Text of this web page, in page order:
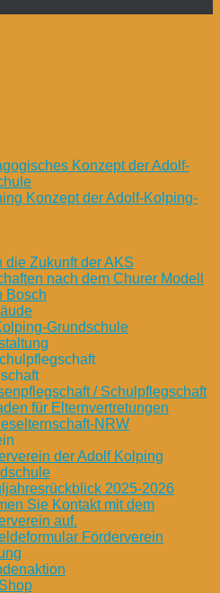
Konzept der Adolf-
Konzept der Adolf-Kolping-
die Zukunft der AKS
nach dem Churer Modell
Bosch
Grundschule
/ Schulpflegschaft
für Elternvertretungen
NRW
der Adolf Kolping
2025-2026
Sie Kontakt mit dem
auf.
Förderverein